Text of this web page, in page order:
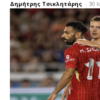
Δημήτρης Τσικλητάρης - 30